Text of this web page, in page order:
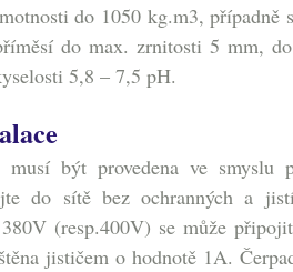
do 1050 kg.m3, případně
do max. zrnitosti 5 mm,
5,8 – 7,5 pH.
musí být provedena ve smyslu
do sítě bez ochranných a
(resp.400V) se může
jističem o hodnotě 1A.